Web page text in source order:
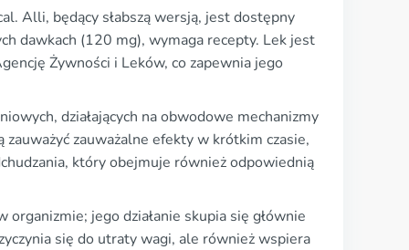
Alli, będący słabszą wersją, jest dostępny
dawkach (120 mg), wymaga recepty. Lek jest
Żywności i Leków, co zapewnia jego
działających na obwodowe mechanizmy
zauważyć zauważalne efekty w krótkim czasie,
który obejmuje również odpowiednią
jego działanie skupia się głównie
się do utraty wagi, ale również wspiera